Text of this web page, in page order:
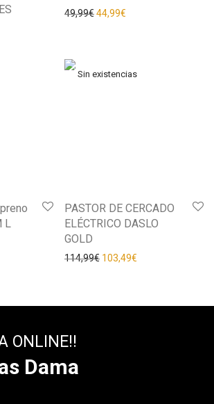
49,99€44,99€
L
PASTOR DE CERCADO
ELÉCTRICO DASLO
GOLD
114,99€ 103,49€
ONLINE!!
Dama